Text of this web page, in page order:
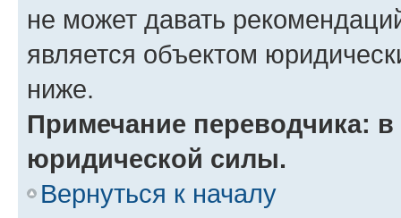
не может давать
является объектом
ниже.
Примечание переводчика:
юридической силы.
Вернуться к началу